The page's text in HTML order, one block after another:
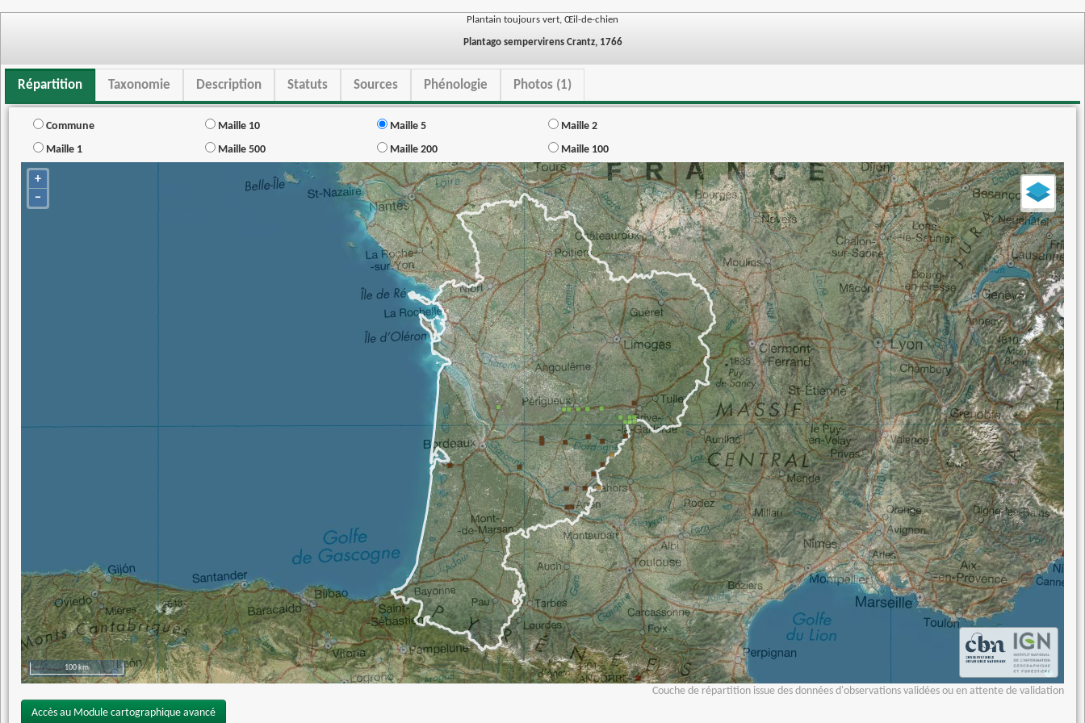
Plantain toujours vert, Œil-de-chien
Plantago sempervirens Crantz, 1766
Répartition Taxonomie Description Statuts Sources Phénologie Photos (1)
Commune Maille 10 Maille 5
Maille 2
Maille 1
Maille 500 Maille 200 Maille 100
+
−
100 km
Couche de répartition issue des données d'observations validées ou en attente de validation
Accès au Module cartographique avancé